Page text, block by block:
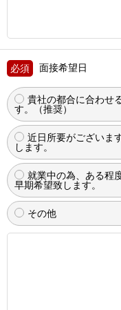
面接希望日
貴社の都合に合わせ
す。（推奨）
近日所要がございま
します。
就業中の為、ある程
早期希望致します。
その他